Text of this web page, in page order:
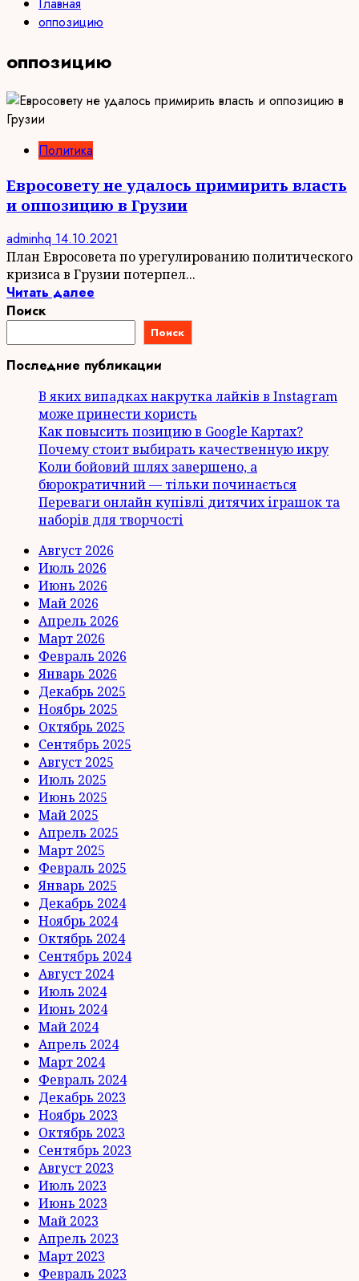
оппозицию
оппозицию
Политика
Евросовету не удалось примирить власть
и оппозицию в Грузии
adminhq 14.10.2021
План Евросовета по урегулированию политического
кризиса в Грузии потерпел...
Читать далее
Поиск
Поиск
Последние публикации
В яких випадках накрутка лайків в Instagram
може принести користь
Как повысить позицию в Google Картах?
Почему стоит выбирать качественную икру
Коли бойовий шлях завершено, а
бюрократичний — тільки починається
Переваги онлайн купівлі дитячих іграшок та
наборів для творчості
Август 2026
Июль 2026
Июнь 2026
Май 2026
Апрель 2026
Март 2026
Февраль 2026
Январь 2026
Декабрь 2025
Ноябрь 2025
Октябрь 2025
Сентябрь 2025
Август 2025
Июль 2025
Июнь 2025
Май 2025
Апрель 2025
Март 2025
Февраль 2025
Январь 2025
Декабрь 2024
Ноябрь 2024
Октябрь 2024
Сентябрь 2024
Август 2024
Июль 2024
Июнь 2024
Май 2024
Апрель 2024
Март 2024
Февраль 2024
Декабрь 2023
Ноябрь 2023
Октябрь 2023
Сентябрь 2023
Август 2023
Июль 2023
Июнь 2023
Май 2023
Апрель 2023
Март 2023
Февраль 2023